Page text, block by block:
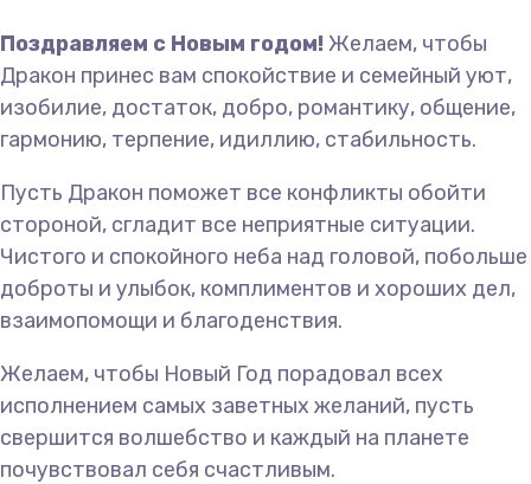
Поздравляем с Новым годом!Желаем, чтобы
Дракон принес вам спокойствие и семейный уют,
изобилие, достаток, добро, романтику, общение,
гармонию, терпение, идиллию, стабильность.
Пусть Дракон поможет все конфликты обойти
стороной, сгладит все неприятные ситуации.
Чистого и спокойного неба над головой, побольше
доброты и улыбок, комплиментов и хороших дел,
взаимопомощи и благоденствия.
Желаем, чтобы Новый Год порадовал всех
исполнением самых заветных желаний, пусть
свершится волшебство и каждый на планете
почувствовал себя счастливым.